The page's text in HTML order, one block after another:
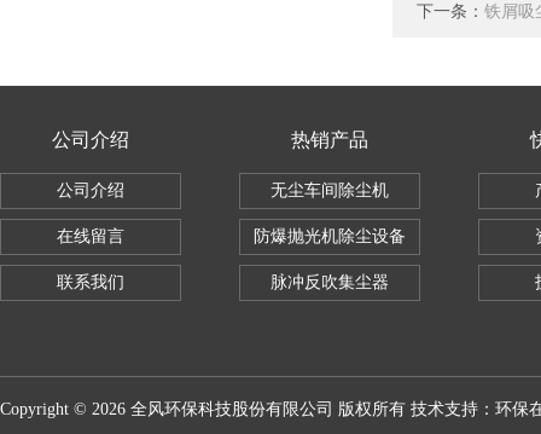
下一条： 铁屑吸
公司介绍
公司介绍
在线留言
联系我们
热销产品
无尘车间除尘机
防爆抛光机除尘设备
脉冲反吹集尘器
Copyright © 2026 全风环保科技股份有限公司 版权所有 技术支持： 环保